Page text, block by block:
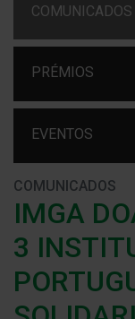
COMUNICADOS
PRÉMIOS
EVENTOS
COMUNICADOS
IMGA
3